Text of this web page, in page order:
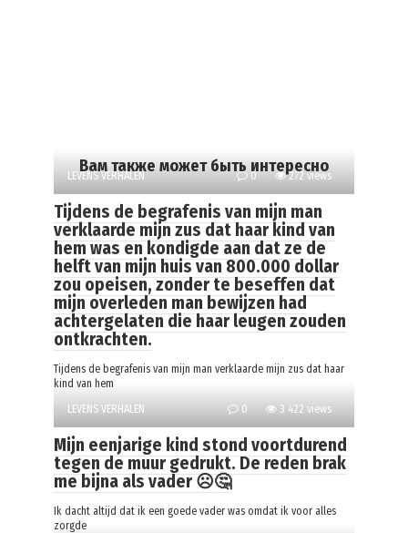
Вам также может быть интересно
LEVENS VERHALEN 0 272 views
Tijdens de begrafenis van mijn man
verklaarde mijn zus dat haar kind van
hem was en kondigde aan dat ze de
helft van mijn huis van 800.000 dollar
zou opeisen, zonder te beseffen dat
mijn overleden man bewijzen had
achtergelaten die haar leugen zouden
ontkrachten.
Tijdens de begrafenis van mijn man verklaarde mijn zus dat haar
kind van hem
LEVENS VERHALEN
0 3 422 views
Mijn eenjarige kind stond voortdurend
tegen de muur gedrukt. De reden brak
me bijna als vader ☹️🤔
Ik dacht altijd dat ik een goede vader was omdat ik voor alles
zorgde